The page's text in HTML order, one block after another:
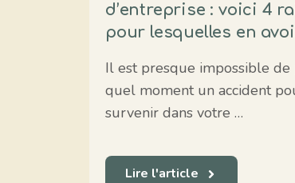
d’entreprise : voici 4
pour lesquelles en
Il est presque impossible de
quel moment un accident
survenir dans votre …
Lire l'article